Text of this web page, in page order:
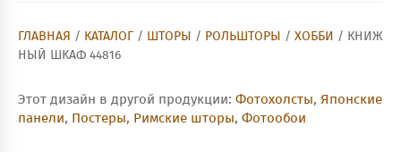
ГЛАВНАЯ / КАТАЛОГ / ШТОРЫ / РОЛЬШТОРЫ / ХОББИ / КНИЖ
НЫЙ ШКАФ 44816
Этот дизайн в другой продукции: Фотохолсты, Японские
панели, Постеры, Римские шторы, Фотообои